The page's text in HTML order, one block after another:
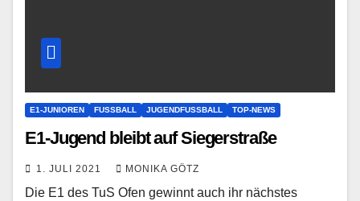
E1-JUNIOREN FUSSBALL JUGENDFUSSBALL TOP-NEWS
E1-Jugend bleibt auf Siegerstraße
1. JULI 2021 MONIKA GÖTZ
Die E1 des TuS Ofen gewinnt auch ihr nächstes